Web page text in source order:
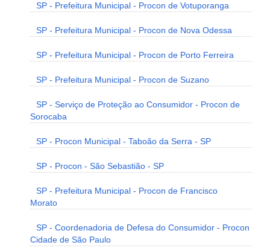
SP - Prefeitura Municipal - Procon de Votuporanga
SP - Prefeitura Municipal - Procon de Nova Odessa
SP - Prefeitura Municipal - Procon de Porto Ferreira
SP - Prefeitura Municipal - Procon de Suzano
SP - Serviço de Proteção ao Consumidor - Procon de
Sorocaba
SP - Procon Municipal - Taboão da Serra - SP
SP - Procon - São Sebastião - SP
SP - Prefeitura Municipal - Procon de Francisco
Morato
SP - Coordenadoria de Defesa do Consumidor - Procon
Cidade de São Paulo